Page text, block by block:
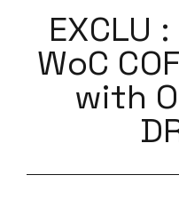
EXCLU
WoC
with